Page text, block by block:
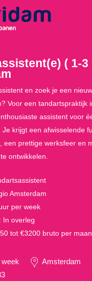
( 1-3
en zoek je een
Voor een tandartspraktijk
assistent voor
krijgt een afwisselende
een prettige werksfeer en
ontwikkelen.
Amsterdam
per week
In overleg
tot €3200 bruto per
Amsterdam